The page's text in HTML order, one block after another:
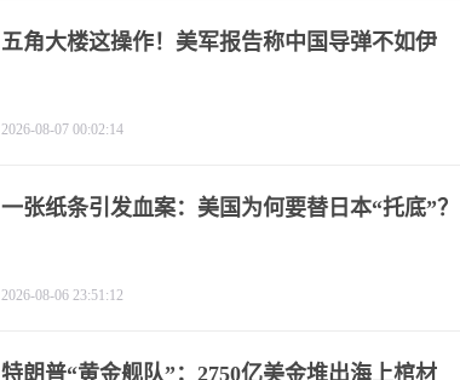
五角大楼这操作！美军报告称中国导弹不如伊
2026-08-07 00:02:14
一张纸条引发血案：美国为何要替日本“托底”？
2026-08-06 23:51:12
特朗普“黄金舰队”：2750亿美金堆出海上棺材